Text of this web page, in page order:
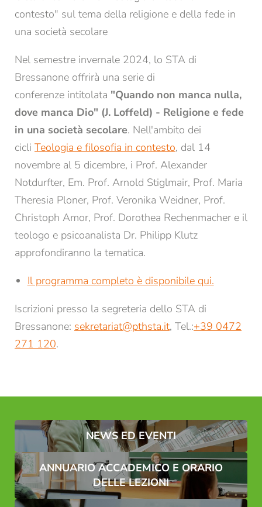
contesto" sul tema della religione e della fede in
una società secolare
Nel semestre invernale 2024, lo STA di
Bressanone offrirà una serie di
conferenze intitolata "Quando non manca nulla,
dove manca Dio" (J. Loffeld) - Religione e fede
in una società secolare. Nell'ambito dei
cicli Teologia e filosofia in contesto, dal 14
novembre al 5 dicembre, i Prof. Alexander
Notdurfter, Em. Prof. Arnold Stiglmair, Prof. Maria
Theresia Ploner, Prof. Veronika Weidner, Prof.
Christoph Amor, Prof. Dorothea Rechenmacher e il
teologo e psicoanalista Dr. Philipp Klutz
approfondiranno la tematica.
Il programma completo è disponibile qui.
Iscrizioni presso la segreteria dello STA di
Bressanone: sekretariat@pthsta.it, Tel.:+39 0472
271 120.
NEWS ED EVENTI
ANNUARIO ACCADEMICO E ORARIO
DELLE LEZIONI
REGISTRAZIONE ALLA NEWSLETTER
Titolo
Famiglia Signor Signora
Nome* Cognome*